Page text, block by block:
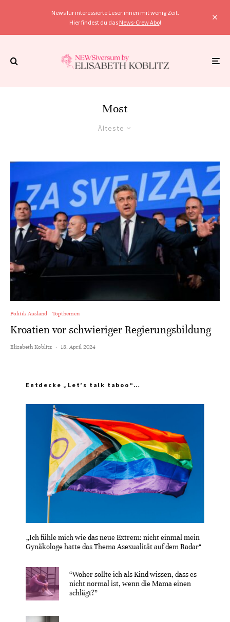
News für interessierte Leser:innen mit wenig Zeit.
Hier findest du das News-Crew Abo!
Most
Älteste
Politik Ausland Topthemen
Kroatien vor schwieriger Regierungsbildung
Elisabeth Koblitz · 18. April 2024
Entdecke „Let’s talk taboo“…
„Ich fühle mich wie das neue Extrem: nicht einmal mein
Gynäkologe hatte das Thema Asexualität auf dem Radar“
“Woher sollte ich als Kind wissen, dass es
nicht normal ist, wenn die Mama einen
schlägt?”